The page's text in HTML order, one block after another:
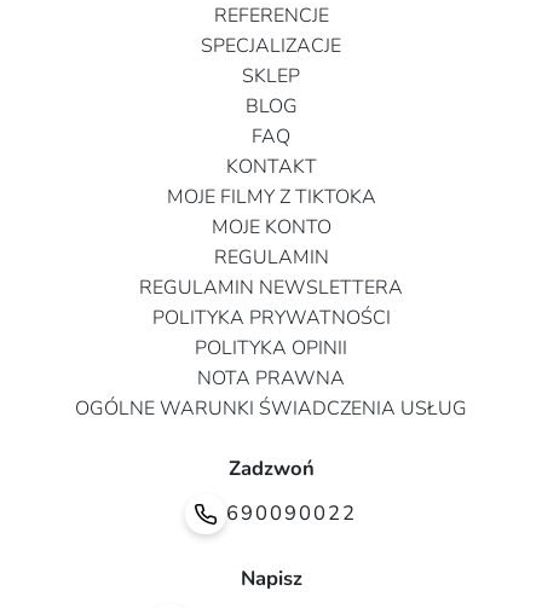
REFERENCJE
SPECJALIZACJE
SKLEP
BLOG
FAQ
KONTAKT
MOJE FILMY Z TIKTOKA
MOJE KONTO
REGULAMIN
REGULAMIN NEWSLETTERA
POLITYKA PRYWATNOŚCI
POLITYKA OPINII
NOTA PRAWNA
OGÓLNE WARUNKI ŚWIADCZENIA USŁUG
Zadzwoń
690090022
Napisz